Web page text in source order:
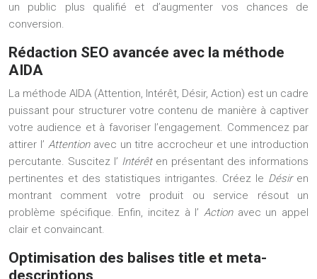
un public plus qualifié et d’augmenter vos chances de
conversion.
Rédaction SEO avancée avec la méthode
AIDA
La méthode AIDA (Attention, Intérêt, Désir, Action) est un cadre
puissant pour structurer votre contenu de manière à captiver
votre audience et à favoriser l’engagement. Commencez par
attirer l’ Attention avec un titre accrocheur et une introduction
percutante. Suscitez l’ Intérêt en présentant des informations
pertinentes et des statistiques intrigantes. Créez le Désir en
montrant comment votre produit ou service résout un
problème spécifique. Enfin, incitez à l’ Action avec un appel
clair et convaincant.
Optimisation des balises title et meta-
descriptions